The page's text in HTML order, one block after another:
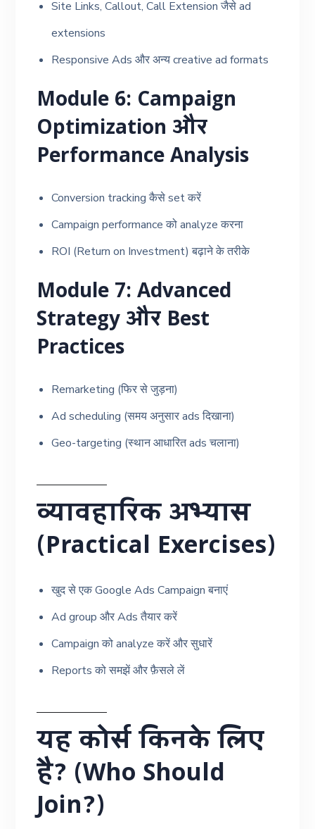
Site Links, Callout, Call Extension जैसे ad
extensions
Responsive Ads और अन्य creative ad formats
Module 6: Campaign
Optimization और
Performance Analysis
Conversion tracking कैसे set करें
Campaign performance को analyze करना
ROI (Return on Investment) बढ़ाने के तरीके
Module 7: Advanced
Strategy और Best
Practices
Remarketing (फिर से जुड़ना)
Ad scheduling (समय अनुसार ads दिखाना)
Geo-targeting (स्थान आधारित ads चलाना)
व्यावहारिक अभ्यास
(Practical Exercises)
खुद से एक Google Ads Campaign बनाएं
Ad group और Ads तैयार करें
Campaign को analyze करें और सुधारें
Reports को समझें और फ़ैसले लें
यह कोर्स किनके लिए
है? (Who Should
Join?)